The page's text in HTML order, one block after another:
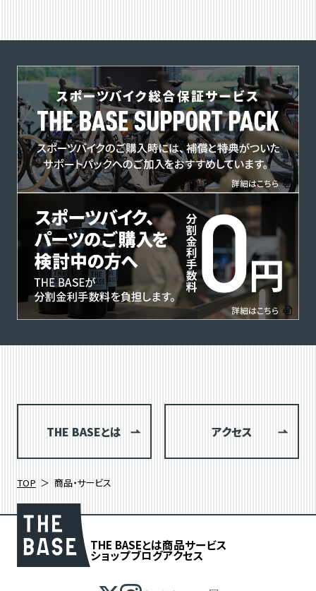
THE BASEとは アクセス
TOP 商品・サービス
THE BASEとは商品サービス
ショップブログアクセス